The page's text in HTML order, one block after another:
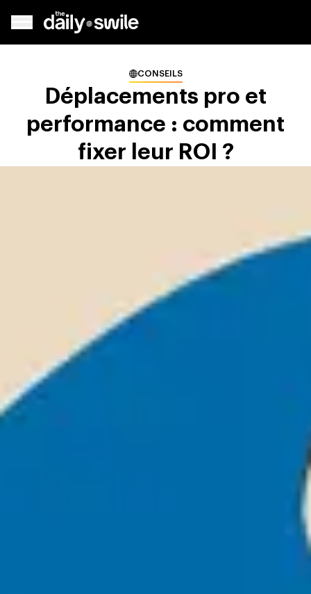
CONSEILS
Déplacements pro et
performance : comment
fixer leur ROI ?